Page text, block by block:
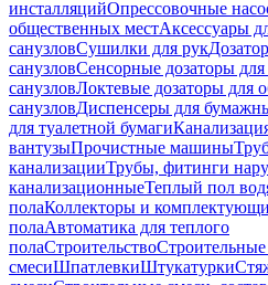
инсталляцийОпрессовочные
общественных местАксессуары
санузловСушилки для рук
санузловСенсорные дозаторы
санузловЛоктевые дозаторы для
санузловДиспенсеры для
для туалетной бумаги
вантузыПрочистные машины
канализацииТрубы, фитинги
канализационныеТеплый пол
полаКоллекторы и
полаАвтоматика для теплого
полаСтроительство
смесиШпатлевкиШтукатурки